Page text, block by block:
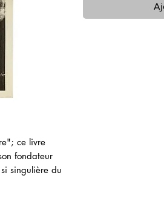
ce livre
fondateur
singulière du